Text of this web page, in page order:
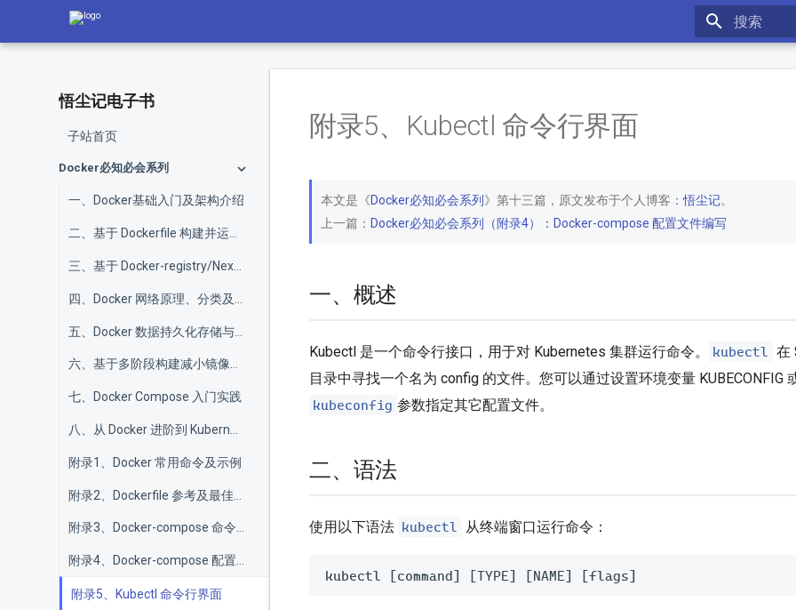
悟尘记电子书
子站首页
Docker必知必会系列
一、Docker基础入门及架构介绍
二、基于 Dockerfile 构建并运行镜像
六、基于多阶段构建减小镜像体积降低复杂度
七、Docker Compose 入门实践
附录1、Docker 常用命令及示例
附录3、Docker-compose 命令使用指南
附录5、Kubectl 命令行界面
附录5、Kubectl 命令行界面
本文是《Docker必知必会系列 》第十三篇，原文发布于个人博客：悟尘记。
上一篇： Docker必知必会系列（附录4）：Docker-compose 配置文件编写
一、概述
Kubectl 是一个命令行接口，用于对 Kubernetes 集群运行命令。 kubectl 在
目录中寻找一个名为 config 的文件。您可以通过设置环境变量 KUBECONFIG
kubeconfig 参数指定其它配置文件。
二、语法
使用以下语法 kubectl 从终端窗口运行命令：
kubectl [command] [TYPE] [NAME] [flags]